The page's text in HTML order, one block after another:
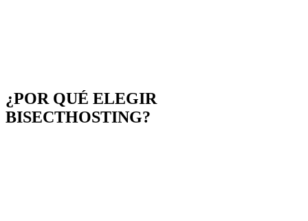
¿POR QUÉ ELEGIR
BISECTHOSTING?